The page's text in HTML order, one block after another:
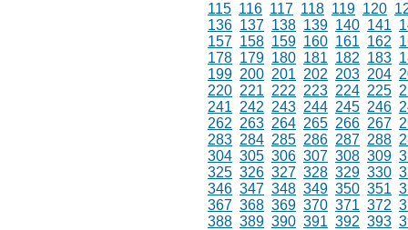
115 116 117 118 119 120
136 137 138 139 140 141
157 158 159 160 161 162
178 179 180 181 182 183
199 200 201 202 203 204
220 221 222 223 224 225
241 242 243 244 245 246
262 263 264 265 266 267
283 284 285 286 287 288
304 305 306 307 308 309
325 326 327 328 329 330
346 347 348 349 350 351
367 368 369 370 371 372
388 389 390 391 392 393